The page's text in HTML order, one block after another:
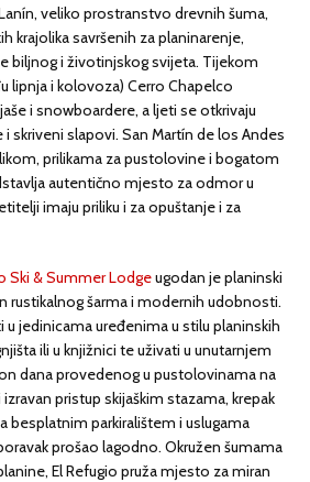
veliko prostranstvo drevnih šuma,
krajolika savršenih za planinarenje,
biljnog i životinjskog svijeta. Tijekom
lipnja i kolovoza) Cerro Chapelco
i snowboardere, a ljeti se otkrivaju
skriveni slapovi. San Martín de los Andes
prilikama za pustolovine i bogatom
autentično mjesto za odmor u
imaju priliku i za opuštanje i za
Ski & Summer Lodgeugodan je planinski
rustikalnog šarma i modernih udobnosti.
jedinicama uređenima u stilu planinskih
ili u knjižnici te uživati u unutarnjem
dana provedenog u pustolovinama na
pristup skijaškim stazama, krepak
besplatnim parkiralištem i uslugama
prošao lagodno. Okružen šumama
El Refugio pruža mjesto za miran